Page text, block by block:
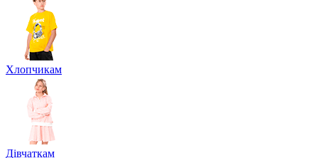
Хлопчикам
Дівчаткам